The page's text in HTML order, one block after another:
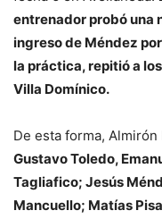
entrenador probó una
ingreso de Méndez
la práctica, repitió a
Villa Domínico.
De esta forma, Almirón
Gustavo Toledo,
Tagliafico; Jesús
Mancuello; Matías